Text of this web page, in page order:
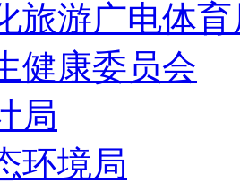
旅游广电体育
健康委员会
局
环境局